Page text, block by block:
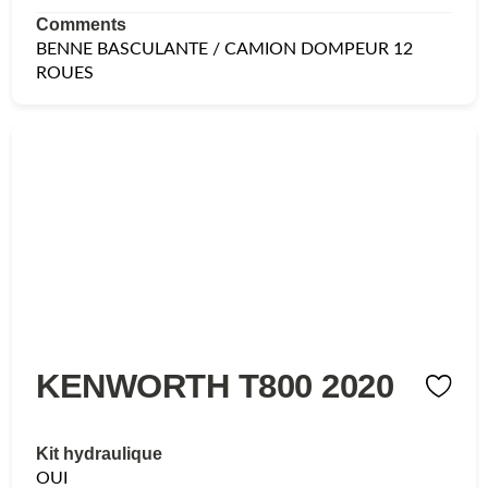
Comments
BENNE BASCULANTE / CAMION DOMPEUR 12
ROUES
KENWORTH T800 2020
Kit hydraulique
OUI